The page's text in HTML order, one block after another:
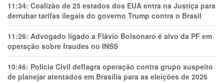
11:34: Coalizão de 25 estados dos EUA entra na Justiça para
derrubar tarifas ilegais do governo Trump contra o Brasil
11:26: Advogado ligado a Flávio Bolsonaro é alvo da PF em
operação sobre fraudes no INSS
10:46: Polícia Civil deflagra operação contra grupo suspeito
de planejar atentados em Brasília para as eleições de 2026